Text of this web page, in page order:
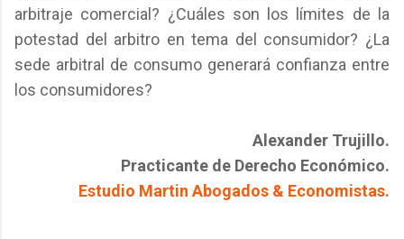
arbitraje comercial? ¿Cuáles son los límites de la
potestad del arbitro en tema del consumidor? ¿La
sede arbitral de consumo generará confianza entre
los consumidores?
Alexander Trujillo.
Practicante de Derecho Económico.
Estudio Martin Abogados & Economistas.